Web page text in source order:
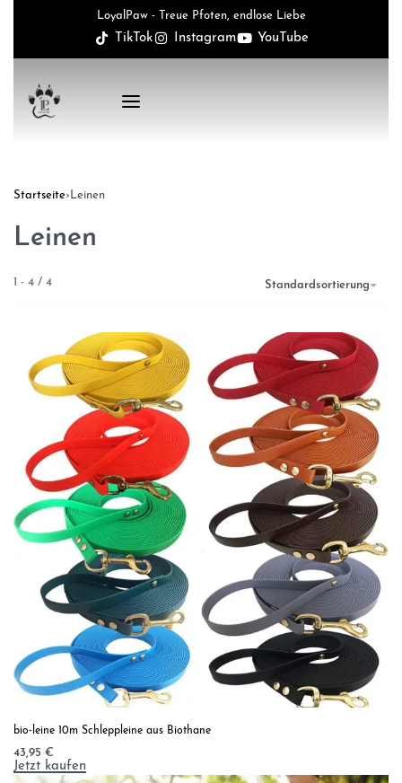
LoyalPaw - Treue Pfoten, endlose Liebe
TikTok Instagram YouTube
Startseite› Leinen
Leinen
- 4 / 4 Standardsortierung
bio-leine 10m Schleppleine aus Biothane
43,95 €
Jetzt kaufen